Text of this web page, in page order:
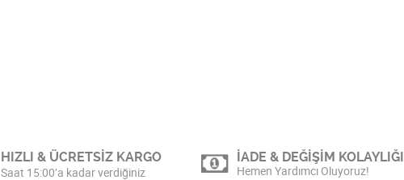
HIZLI & ÜCRETSİZ KARGO
Saat 15:00’a kadar verdiğiniz
İADE & DEĞİŞİM KOLAYLIĞI
Hemen Yardımcı Oluyoruz!